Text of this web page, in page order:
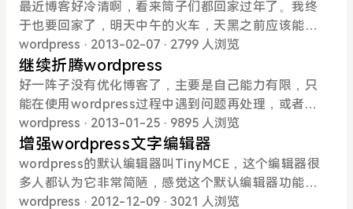
ginning，小清新哦，原主题为Forigi，感谢两位作者
的无私奉献； 后台删除了seo优化插件，博客写的是
自己的事情，自己用着方便就好； 因为用的是windo
ws主机，wp无法自动发信，因此安装wp smtp插
件，但是无法使用qq邮箱，发信改用163邮箱； 采用
WPJAM博主的七牛镜像存储插件，方便数据的存储与
转移，并加快访问速度； 由于主题缘故，将“留言板”
“关于我”链接移动到页面底部； 清理掉无效友链。 貌
似就这么多，结束。
最近博客好冷清啊，看来筒子们都回家过年了。我终
于也要回家了，明天中午的火车，天黑之前应该能到
家，有点小激动哈，半年没有回去了~~今天早上看到
博客有新的留言，于是去回复下，不小心点到了1#的
上的“回复”，结果发现无法显示评论表情和头像，顿
感不爽。像我这种追求完美的人，是不允许这个缺陷
存在的。我立即开始解决这个问题，经过仔细观察我
发现：1.文章页最底部的那个评论框是正常的；2.将
页面先拉倒最底部，然后返回想要回复的楼层，点击
“回复”，评论框是正常的；3.安装原版主题，问题依然
存在。看来，这个BUG应该是一直存在的，只是没有
wordpress · 2013-02-07 · 2799 人浏览
继续折腾wordpress
好一阵子没有优化博客了，主要是自己能力有限，只
能在使用wordpress过程中遇到问题再处理，或者遇
到什么好的想法再努力实现。第一次优化博客是在20
12年10月21日《博客优化小记》，优化目的是最大限
度加快博客访问速度；第二次优化博客是在2012年11
月28日《博客优化续》，博客刚刚搬回国内，主要做
seo优化；第三次优化博客是在2012年11月29日《Gr
wordpress · 2013-01-25 · 9895 人浏览
增强wordpress文字编辑器
wordpress的默认编辑器叫TinyMCE，这个编辑器很
多人都认为它非常简陋，感觉这个默认编辑器功能太
少，比如字体和字体大小大小不能很好的调节，不能
wordpress · 2012-12-09 · 3021 人浏览